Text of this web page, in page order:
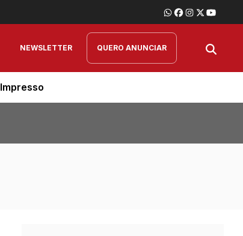
NEWSLETTER QUERO ANUNCIAR
Impresso